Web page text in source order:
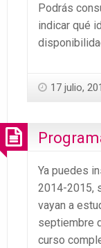
Podrás
indicar qué
17 julio,
Ya puedes
2014-2015,
vayan a
septiembre
curso